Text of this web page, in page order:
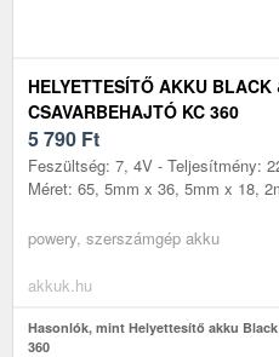
HELYETTESÍTŐ AKKU
CSAVARBEHAJTÓ KC 360
5 790 Ft
Feszültség: 7, 4V - Teljesítmény:
Méret: 65, 5mm x 36, 5mm x 18,
powery, szerszámgép akku
akkuk.hu
Hasonlók, mint Helyettesítő akku
360